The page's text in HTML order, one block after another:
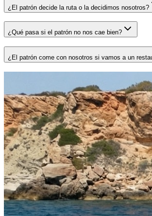
¿El patrón decide la ruta o la decidimos nosotros?
¿Qué pasa si el patrón no nos cae bien?
¿El patrón come con nosotros si vamos a un